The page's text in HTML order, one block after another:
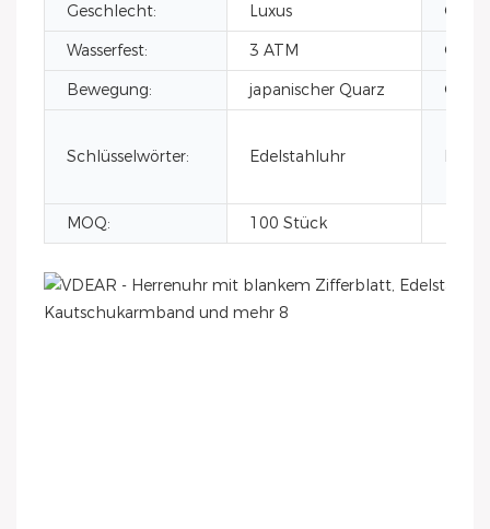
Geschlecht:
Luxus
Wasserfest:
3 ATM
Bewegung:
japanischer Quarz Glas:
Schlüsselwörter: Edelstahluhr
MOQ: 100 Stück